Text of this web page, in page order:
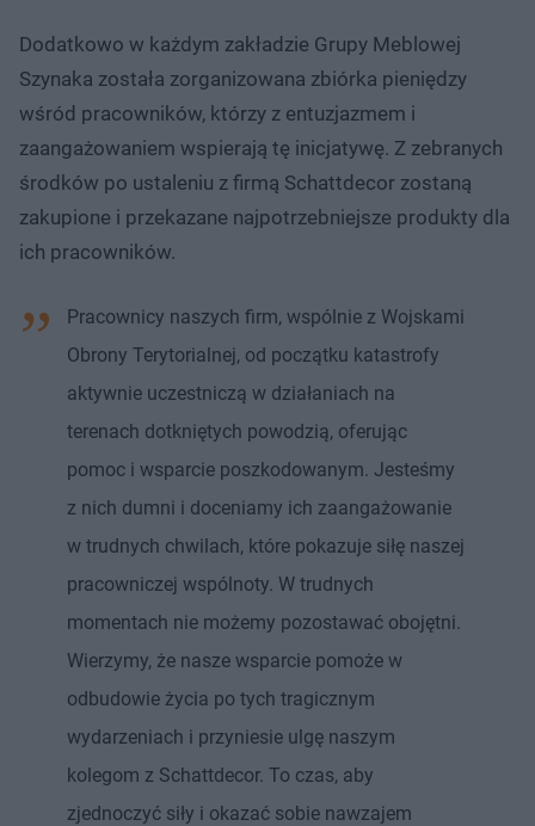
Dodatkowo w każdym zakładzie Grupy Meblowej
Szynaka została zorganizowana zbiórka pieniędzy
wśród pracowników, którzy z entuzjazmem i
zaangażowaniem wspierają tę inicjatywę. Z zebranych
środków po ustaleniu z firmą Schattdecor zostaną
zakupione i przekazane najpotrzebniejsze produkty dla
ich pracowników.
Pracownicy naszych firm, wspólnie z Wojskami
Obrony Terytorialnej, od początku katastrofy
aktywnie uczestniczą w działaniach na
terenach dotkniętych powodzią, oferując
pomoc i wsparcie poszkodowanym. Jesteśmy
z nich dumni i doceniamy ich zaangażowanie
w trudnych chwilach, które pokazuje siłę naszej
pracowniczej wspólnoty. W trudnych
momentach nie możemy pozostawać obojętni.
Wierzymy, że nasze wsparcie pomoże w
odbudowie życia po tych tragicznym
wydarzeniach i przyniesie ulgę naszym
kolegom z Schattdecor. To czas, aby
zjednoczyć siły i okazać sobie nawzajem